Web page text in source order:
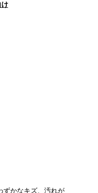
け
ずかなキズ、汚れが